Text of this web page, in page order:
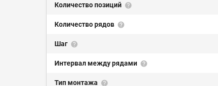
Количество позиций
Количество рядов
Шаг
Интервал между рядами
Тип монтажа